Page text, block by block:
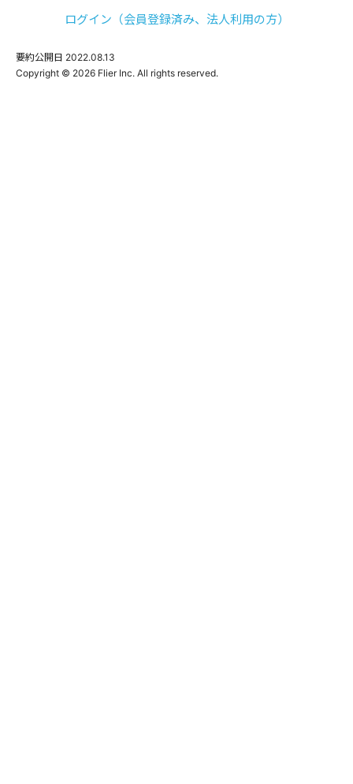
ログイン（会員登録済み、法人利用の方）
要約公開日 2022.08.13